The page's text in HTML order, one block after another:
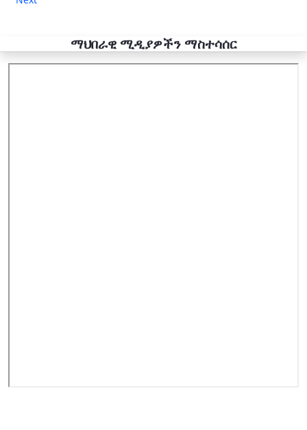
ማህበራዊ ሚዲያዎችን ማስተሳሰር